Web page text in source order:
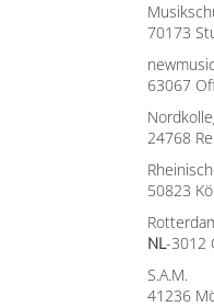
70173
63067
24768
50823
NL-3012
S.A.M.
41236